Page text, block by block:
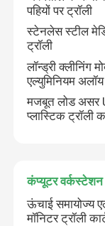
रैखिक एक्ट्यूएटर
चिकित्सा साधन
कंप्यूटर वर्कस्टेशन
मेडिकल ट्रॉली
पहियों पर ट्रॉली
स्टेनलेस स्टील
ट्रॉली
लॉन्ड्री क्लीनिंग
एल्युमिनियम अलॉय
मजबूत लोड असर
प्लास्टिक ट्रॉली
कंप्यूटर वर्कस्टेशन
ऊंचाई समायोज्य
मॉनिटर ट्रॉली